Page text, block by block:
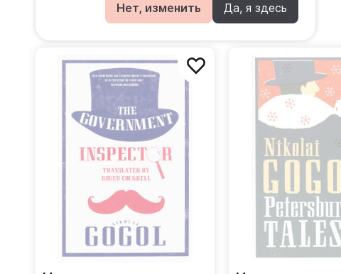
Нет, изменить Да, я здесь
Книги автора